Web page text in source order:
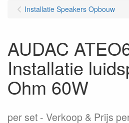
Installatie Speakers Opbouw
AUDAC
Installatie
Ohm 60W
per set Verkoop & Prijs